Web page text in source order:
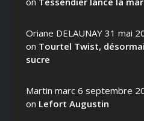
Oriane DELAUNAY 31 mai
on Tourtel Twist,
sucre
Martin marc 6 septembre
on Lefort Augustin